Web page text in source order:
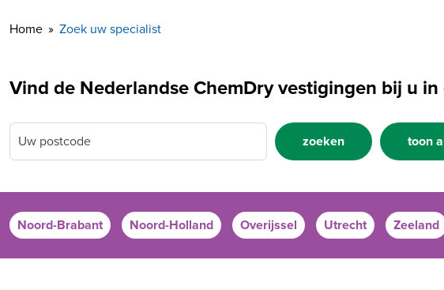
Home Zoek uw specialist
Vind de Nederlandse ChemDry vestigingen bij u
Noord-Brabant Noord-Holland Overijssel Utrecht Zeeland